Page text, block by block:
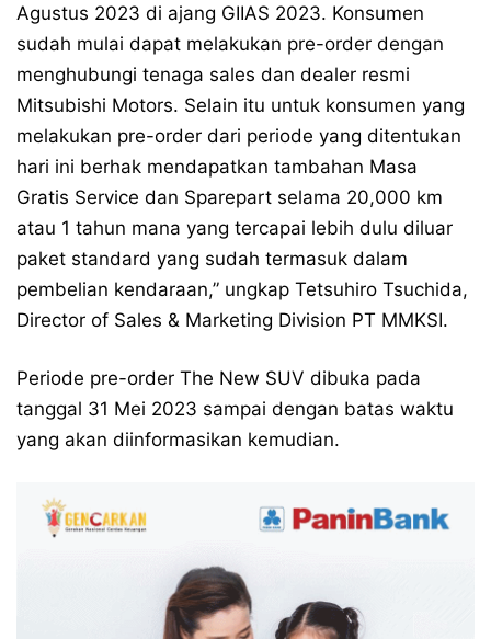
Agustus 2023 di ajang GIIAS 2023. Konsumen
sudah mulai dapat melakukan pre-order dengan
menghubungi tenaga sales dan dealer resmi
Mitsubishi Motors. Selain itu untuk konsumen yang
melakukan pre-order dari periode yang ditentukan
hari ini berhak mendapatkan tambahan Masa
Gratis Service dan Sparepart selama 20,000 km
atau 1 tahun mana yang tercapai lebih dulu diluar
paket standard yang sudah termasuk dalam
pembelian kendaraan,” ungkap Tetsuhiro Tsuchida,
Director of Sales & Marketing Division PT MMKSI.
Periode pre-order The New SUV dibuka pada
tanggal 31 Mei 2023 sampai dengan batas waktu
yang akan diinformasikan kemudian.